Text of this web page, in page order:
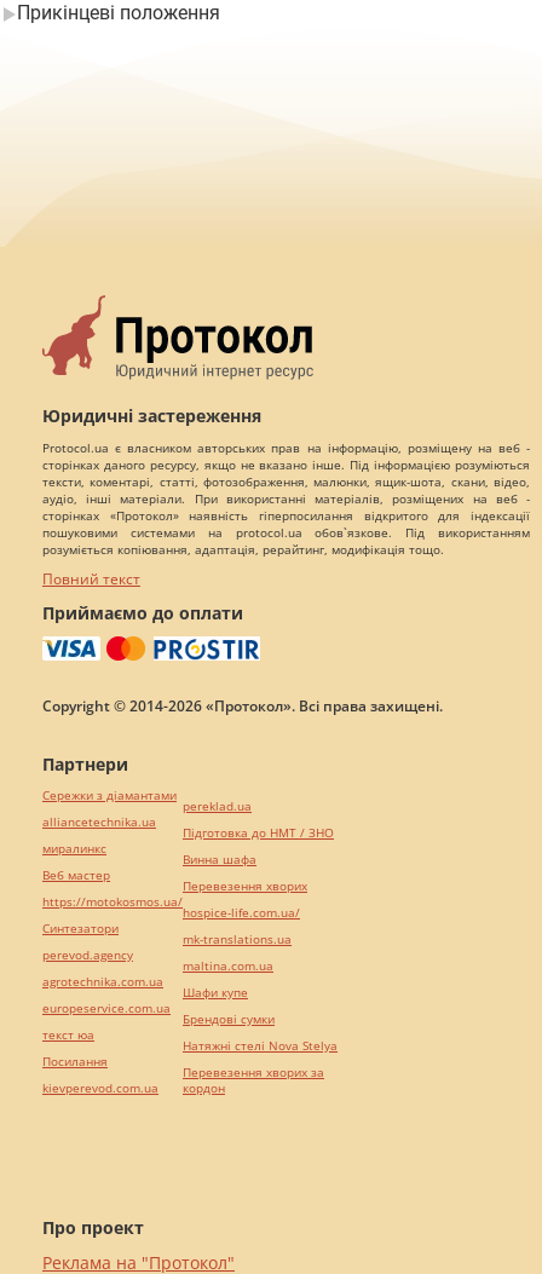
Прикінцеві положення
Юридичні застереження
Protocol.ua є власником авторських прав на інформацію, розміщену на веб -
сторінках даного ресурсу, якщо не вказано інше. Під інформацією розуміються
тексти, коментарі, статті, фотозображення, малюнки, ящик-шота, скани, відео,
аудіо, інші матеріали. При використанні матеріалів, розміщених на веб -
сторінках «Протокол» наявність гіперпосилання відкритого для індексації
пошуковими системами на protocol.ua обов`язкове. Під використанням
розуміється копіювання, адаптація, рерайтинг, модифікація тощо.
Повний текст
Приймаємо до оплати
Copyright © 2014-2026 «Протокол». Всі права захищені.
Про проект
Реклама на "Протокол"
Партнери
Сережки з діамантами
alliancetechnika.ua
миралинкс
Веб мастер
https://motokosmos.ua/
Синтезатори
perevod.agency
agrotechnika.com.ua
europeservice.com.ua
текст юа
Посилання
kievperevod.com.ua
pereklad.ua
Підготовка до НМТ / ЗНО
Винна шафа
Перевезення хворих
hospice-life.com.ua/
mk-translations.ua
maltina.com.ua
Шафи купе
Брендові сумки
Натяжні стелі Nova Stelya
Перевезення хворих за
кордон